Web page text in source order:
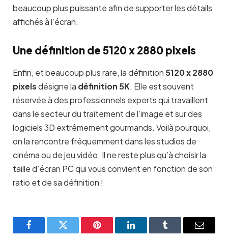
beaucoup plus puissante afin de supporter les détails
affichés à l’écran.
Une définition de 5120 x 2880 pixels
Enfin, et beaucoup plus rare, la définition 5120 x 2880
pixelsdésigne la définition 5K. Elle est souvent
réservée à des professionnels experts qui travaillent
dans le secteur du traitement de l’image et sur des
logiciels 3D extrêmement gourmands. Voilà pourquoi,
on la rencontre fréquemment dans les studios de
cinéma ou de jeu vidéo. Il ne reste plus qu’à choisir la
taille d’écran PC qui vous convient en fonction de son
ratio et de sa définition !
FacebookTwitter Pinterest LinkedInTumblr Email